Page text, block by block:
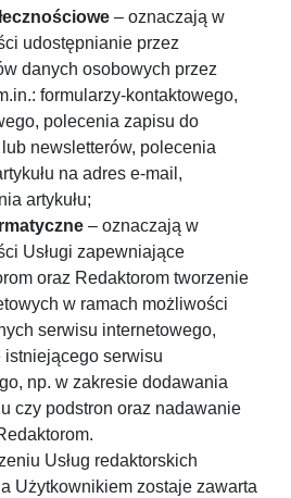
– oznaczają w
udostępnianie przez
danych osobowych przez
formularzy-kontaktowego,
polecenia zapisu do
newsletterów, polecenia
na adres e-mail,
artykułu;
– oznaczają w
Usługi zapewniające
oraz Redaktorom tworzenie
w ramach możliwości
serwisu internetowego,
istniejącego serwisu
np. w zakresie dodawania
czy podstron oraz nadawanie
Usług redaktorskich
Użytkownikiem zostaje zawarta